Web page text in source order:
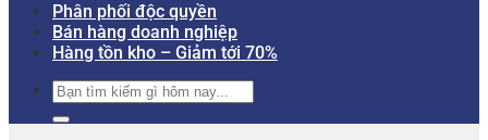
Phân phối độc quyền
Bán hàng doanh nghiệp
Hàng tồn kho – Giảm tới 70%
Tìm
kiếm: